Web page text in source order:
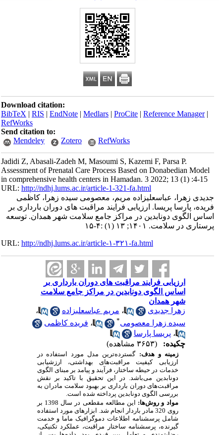
Download citation:
BibTeX|RIS|EndNote|Medlars|ProCite|Reference Manager
RefWorks
Send citation to:
Mendeley
Zotero RefWorks
Jadidi Z, Abasali-Zadeh M, Masoumi S, Kazemi F, Parsa P.
Assessment of Prenatal Care Process Based on Donabedian Model
in comprehensive health centers in Hamadan. 3 2022; 13 (1) :4-15
URL:http://ndhj.lums.ac.ir/article-1-321-fa.html
جدیدی زهرا، عباسعلی‎زاده مریم، معصومی سیده زهرا، کاظمی
فریده، پارسا پریسا. ارزیابی فرایند مراقبت های دوران بارداری بر
اساس الگوی دونابدین در مراکز جامع سلامت شهر همدان. توسعه
پرستاری در سلامت. ۱۴۰۱; ۱۳ (۱) :۴-۱۵
URL:http://ndhj.lums.ac.ir/article-۱-۳۲۱-fa.html
ارزیابی فرایند مراقبت های دوران بارداری بر
اساس الگوی دونابدین در مراکز جامع سلامت
شهر همدان
زهرا جدیدی
،مریم عباسعلی‎زاده
،
سیده زهرا معصومی
،فریده کاظمی
،پریسا پارسا
چکیده:
زمینه و هدف: گسترده‌ترین مدل مورد استفاده در
ارزیابی کیفیت مراقبت‌های بهداشتی، ارزشیابی
خدمات در حیطه ساختار، فرآیند و پیامد بر مبنای الگوی
دونابدین میباشد. در این تحقیق با تاکید بر نقش
مراقبت‌های دوران بارداری بر بهبود سلامت مادران به
بررسی الگوی دونابدین پرداخته شده است.
مواد و روش‌ها:این مطالعهمقطعی
در سال 1398 بر
روی 320 مادر باردار انجام شد. ابزارهای مورد استفاده
شامل پرسشنامه اطلاعات دموگرافیک ماما و خدمت
گیرنده، پرسشنامه ساختار مراقبت، عملکرد تکنیکی،